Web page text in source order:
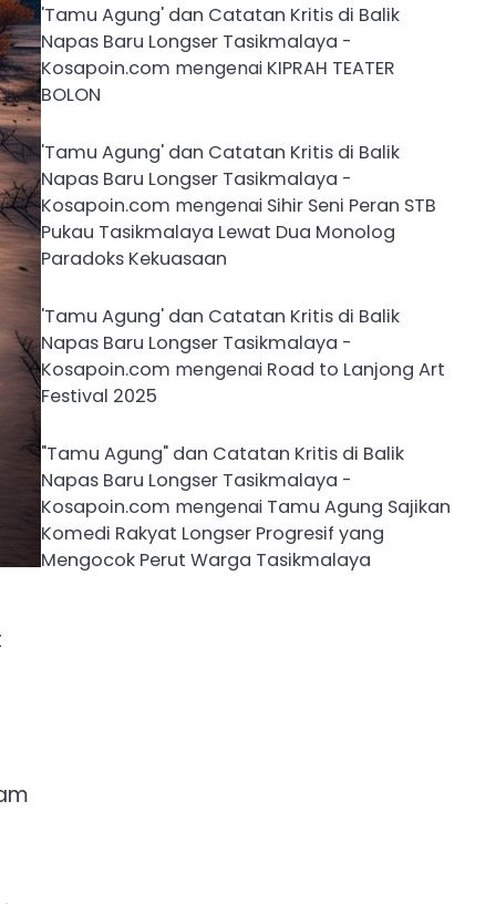
'Tamu Agung' dan Catatan Kritis di Balik
Napas Baru Longser Tasikmalaya -
Kosapoin.com mengenai KIPRAH TEATER
BOLON
'Tamu Agung' dan Catatan Kritis di Balik
Napas Baru Longser Tasikmalaya -
Kosapoin.com mengenai Sihir Seni Peran STB
Pukau Tasikmalaya Lewat Dua Monolog
Paradoks Kekuasaan
'Tamu Agung' dan Catatan Kritis di Balik
Napas Baru Longser Tasikmalaya -
Kosapoin.com mengenai Road to Lanjong Art
Festival 2025
"Tamu Agung" dan Catatan Kritis di Balik
Napas Baru Longser Tasikmalaya -
Kosapoin.com mengenai Tamu Agung Sajikan
Komedi Rakyat Longser Progresif yang
Mengocok Perut Warga Tasikmalaya